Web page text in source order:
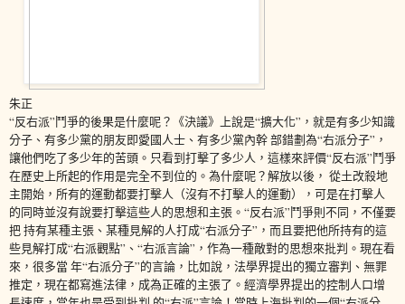
朱正
“反右派”鬥爭的後果是什麼呢？《決議》上說是“擴大化”，就是有多少知識
分子、有多少黨的朋友即愛國人士、有多少黨內幹 部錯劃為“右派分子”，
讓他們吃了多少年的苦頭。只看到打擊了多少人，這樣來評價“反右派”鬥爭
在歷史上所起的作用是完全不到位的。為什麼呢？解放以後， 從土改殺地
主開始，所有的運動都要打擊人（沒有不打擊人的運動），可是在打擊人
的同時並沒有說要打擊這些人的思想和主張。“反右派”鬥爭則不同，不僅要
把 持有某種主張、某種見解的人打成“右派分子”，而且要把他所持有的這
些見解打成“右派觀點”、“右派言論”，作為一種敵對的思想來批判。現在看
來，很多當 年“右派分子”的言論，比如說，法學界提出的獨立審判、無罪
推定，現在都寫進法律，成為正確的主張了。經濟學界提出的控制人口增